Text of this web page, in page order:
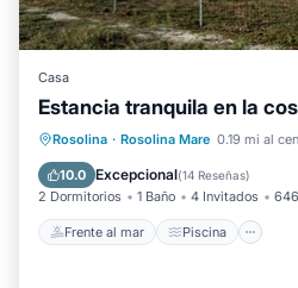
Casa
Estancia tranquila en la
Rosolina · Rosolina Mare 0.19 mi al
10.0 Excepcional(14 Reseñas)
2 Dormitorios 1 Baño 4 Invitados
Frente al mar Piscina
Frente al mar Piscina
Balcón/Terraza